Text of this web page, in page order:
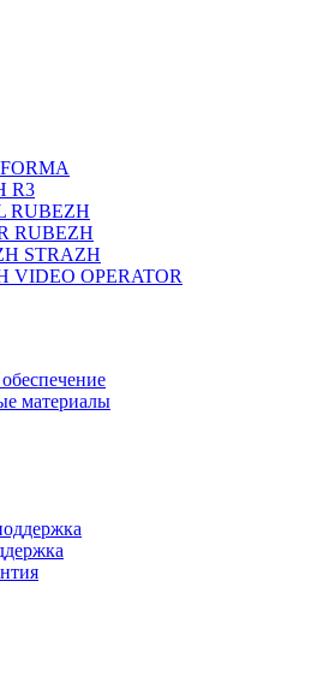
R3
RUBEZH
RUBEZH
STRAZH
VIDEO OPERATOR
материалы